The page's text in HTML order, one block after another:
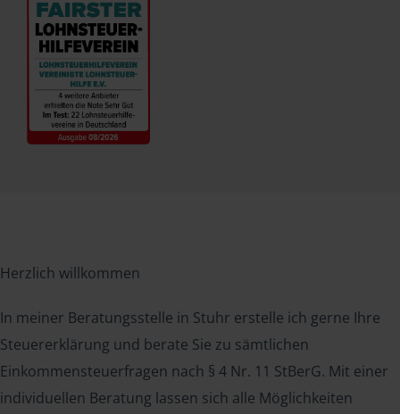
Herzlich willkommen
In meiner Beratungsstelle in Stuhr erstelle ich gerne Ihre
Steuererklärung und berate Sie zu sämtlichen
Einkommensteuerfragen nach § 4 Nr. 11 StBerG. Mit einer
individuellen Beratung lassen sich alle Möglichkeiten